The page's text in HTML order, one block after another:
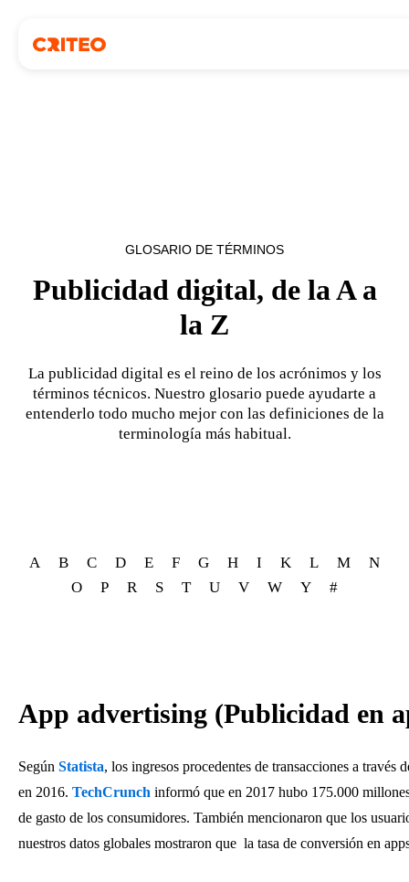
GLOSARIO DE TÉRMINOS
Publicidad digital, de la A a
la Z
La publicidad digital es el reino de los acrónimos y los
términos técnicos. Nuestro glosario puede ayudarte a
entenderlo todo mucho mejor con las definiciones de la
terminología más habitual.
A B C D E F G H I K L M
N
O
P R S T U V W Y #
App advertising (Publicidad en
Según Statista, los ingresos procedentes de transacciones a
en 2016. TechCrunch informó que en 2017 hubo 175.000
de gasto de los consumidores. También mencionaron que los
nuestros datos globales mostraron que la tasa de conversión en